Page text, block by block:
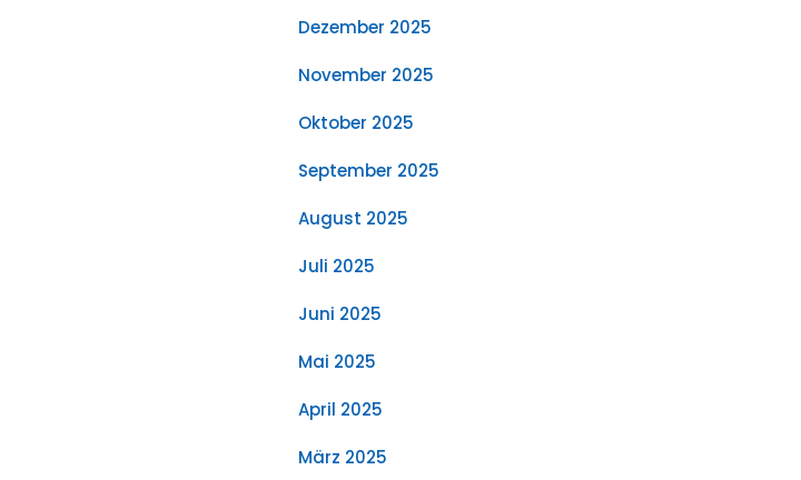
Dezember 2025
November 2025
Oktober 2025
September 2025
August 2025
Juli 2025
Juni 2025
Mai 2025
April 2025
März 2025